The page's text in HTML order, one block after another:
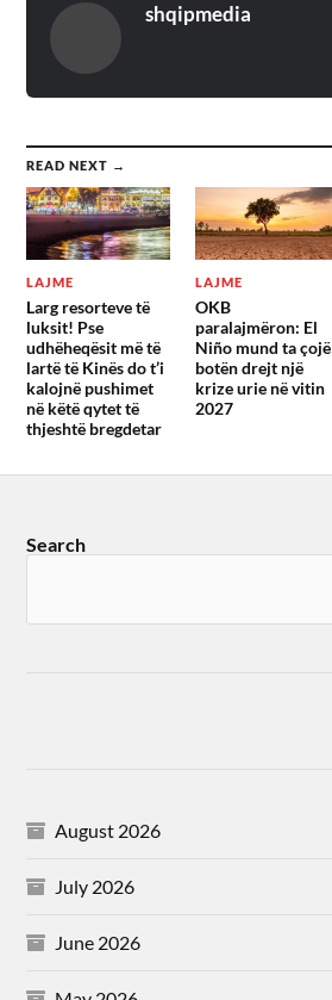
shqipmedia
READ NEXT →
LAJME
Larg resorteve të
luksit! Pse
udhëheqësit më të
lartë të Kinës do t’i
kalojnë pushimet
në këtë qytet të
thjeshtë bregdetar
LAJME
OKB
paralajmëron: El
Niño mund ta çojë
botën drejt një
krize urie në vitin
2027
Search
August 2026
July 2026
June 2026